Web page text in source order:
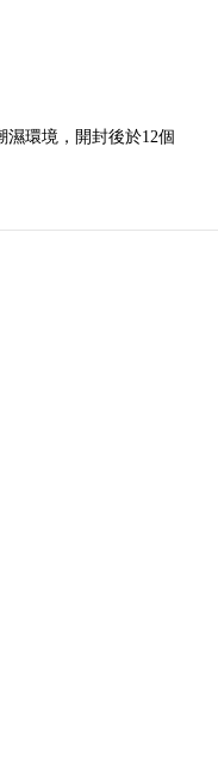
環境，開封後於12個